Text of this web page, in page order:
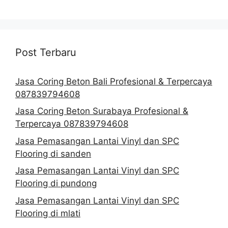
Post Terbaru
Jasa Coring Beton Bali Profesional & Terpercaya
087839794608
Jasa Coring Beton Surabaya Profesional &
Terpercaya 087839794608
Jasa Pemasangan Lantai Vinyl dan SPC
Flooring di sanden
Jasa Pemasangan Lantai Vinyl dan SPC
Flooring di pundong
Jasa Pemasangan Lantai Vinyl dan SPC
Flooring di mlati